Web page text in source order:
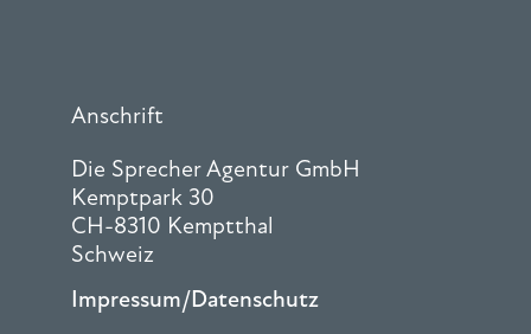
Anschrift
Die Sprecher Agentur GmbH
Kemptpark 30
CH-8310 Kemptthal
Schweiz
Impressum/Datenschutz